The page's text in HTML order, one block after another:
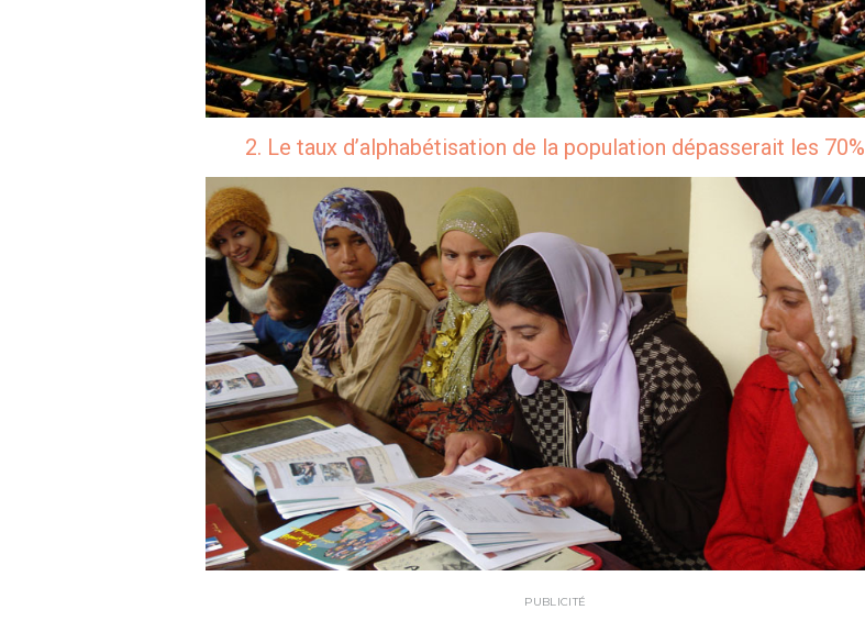
2. Le taux d’alphabétisation de la population dépasserait les 70%
PUBLICITÉ